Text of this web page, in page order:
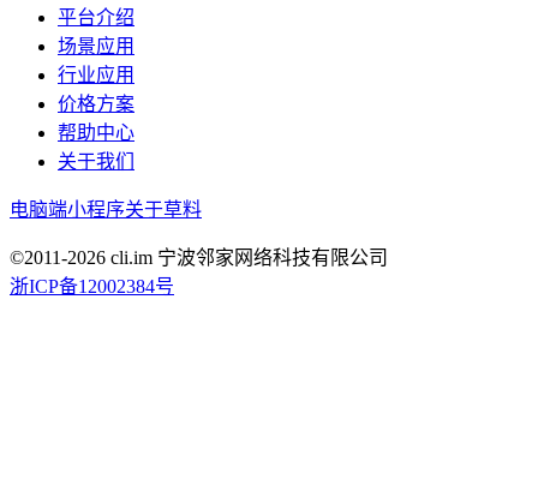
平台介绍
场景应用
行业应用
价格方案
帮助中心
关于我们
电脑端小程序关于草料
©2011-2026 cli.im 宁波邻家网络科技有限公司
浙ICP备12002384号